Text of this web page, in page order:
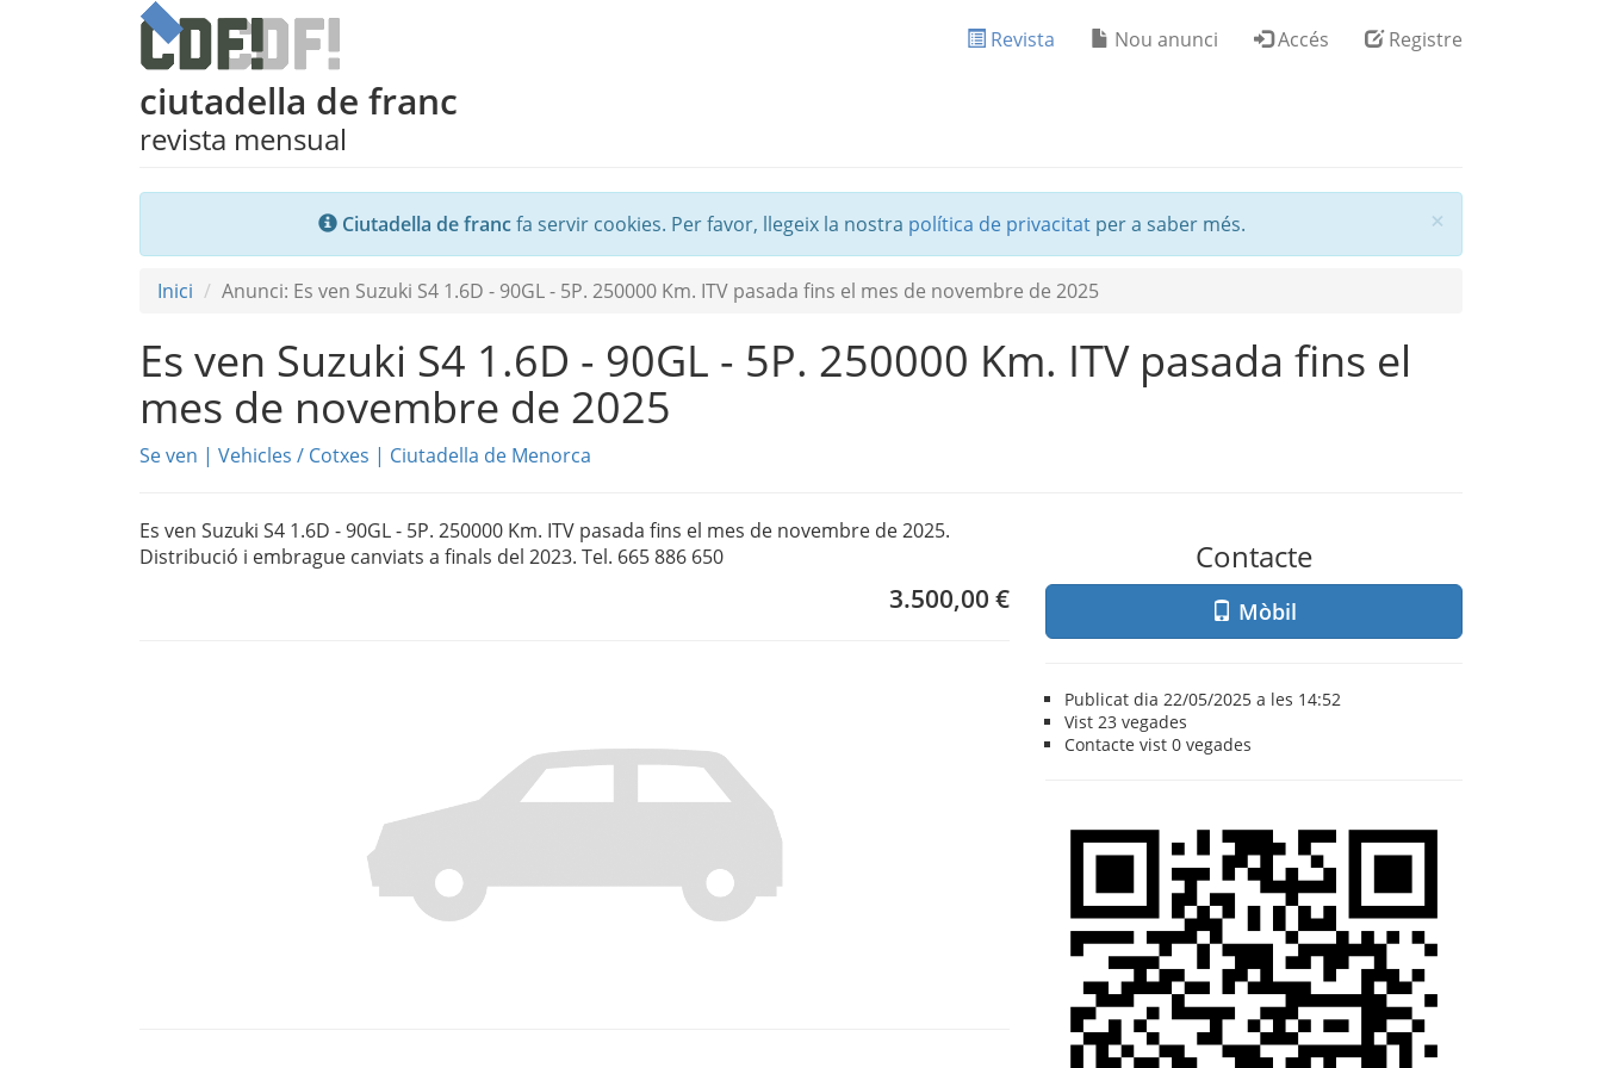
Revista Nou anunci Accés Registre
ciutadella de franc
revista mensual
×
Ciutadella de francfa servir cookies. Per favor, llegeix la nostra política de privacitat per a saber més.
Inici Anunci: Es ven Suzuki S4 1.6D - 90GL - 5P. 250000 Km. ITV pasada fins el mes de novembre de 2025
Es ven Suzuki S4 1.6D - 90GL - 5P. 250000 Km. ITV pasada fins el
mes de novembre de 2025
Se ven | Vehicles / Cotxes | Ciutadella de Menorca
Es ven Suzuki S4 1.6D - 90GL - 5P. 250000 Km. ITV pasada fins el mes de novembre de 2025.
Distribució i embrague canviats a finals del 2023. Tel. 665 886 650
3.500,00 €
Contacte
Mòbil
Publicat dia 22/05/2025 a les 14:52
Vist23 vegades
Contacte vist0 vegades